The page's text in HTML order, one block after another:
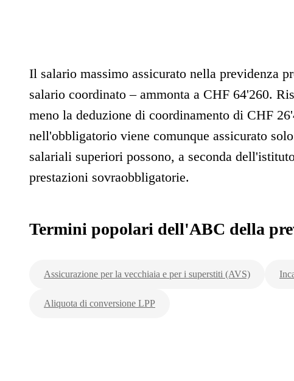
Il salario massimo assicurato nella previdenza
salario coordinato – ammonta a CHF 64'260.
meno la deduzione di coordinamento di CHF
nell'obbligatorio viene comunque assicurato
salariali superiori possono, a seconda
prestazioni sovraobbligatorie.
Termini popolari dell'ABC della
Assicurazione per la vecchiaia e per i superstiti (AVS)
Aliquota di conversione LPP